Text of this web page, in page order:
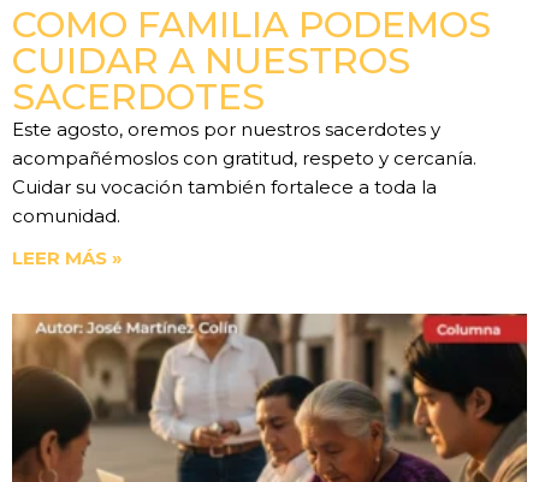
COMO FAMILIA PODEMOS
CUIDAR A NUESTROS
SACERDOTES
Este agosto, oremos por nuestros sacerdotes y
acompañémoslos con gratitud, respeto y cercanía.
Cuidar su vocación también fortalece a toda la
comunidad.
LEER MÁS »